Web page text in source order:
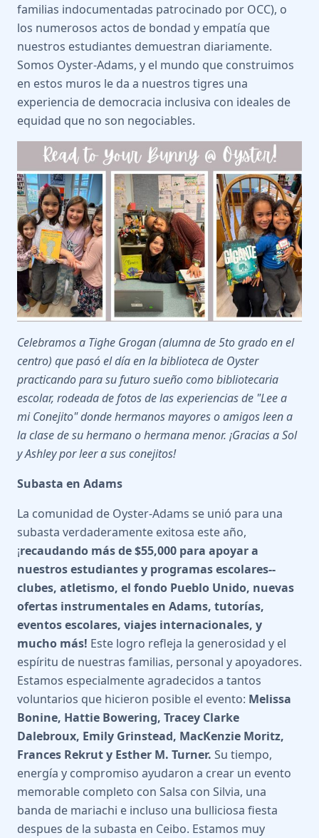
familias indocumentadas patrocinado por OCC), o
los numerosos actos de bondad y empatía que
nuestros estudiantes demuestran diariamente.
Somos Oyster-Adams, y el mundo que construimos
en estos muros le da a nuestros tigres una
experiencia de democracia inclusiva con ideales de
equidad que no son negociables.
Celebramos a Tighe Grogan (alumna de 5to grado en el
centro) que pasó el día en la biblioteca de Oyster
practicando para su futuro sueño como bibliotecaria
escolar, rodeada de fotos de las experiencias de "Lee a
mi Conejito" donde hermanos mayores o amigos leen a
la clase de su hermano o hermana menor. ¡Gracias a Sol
y Ashley por leer a sus conejitos!
Subasta en Adams
La comunidad de Oyster-Adams se unió para una
subasta verdaderamente exitosa este año,
¡recaudando más de $55,000 para apoyar a
nuestros estudiantes y programas escolares--
clubes, atletismo, el fondo Pueblo Unido, nuevas
ofertas instrumentales en Adams, tutorías,
eventos escolares, viajes internacionales, y
mucho más! Este logro refleja la generosidad y el
espíritu de nuestras familias, personal y apoyadores.
Estamos especialmente agradecidos a tantos
voluntarios que hicieron posible el evento: Melissa
Bonine, Hattie Bowering, Tracey Clarke
Dalebroux, Emily Grinstead, MacKenzie Moritz,
Frances Rekrut y Esther M. Turner. Su tiempo,
energía y compromiso ayudaron a crear un evento
memorable completo con Salsa con Silvia, una
banda de mariachi e incluso una bulliciosa fiesta
despues de la subasta en Ceibo. Estamos muy